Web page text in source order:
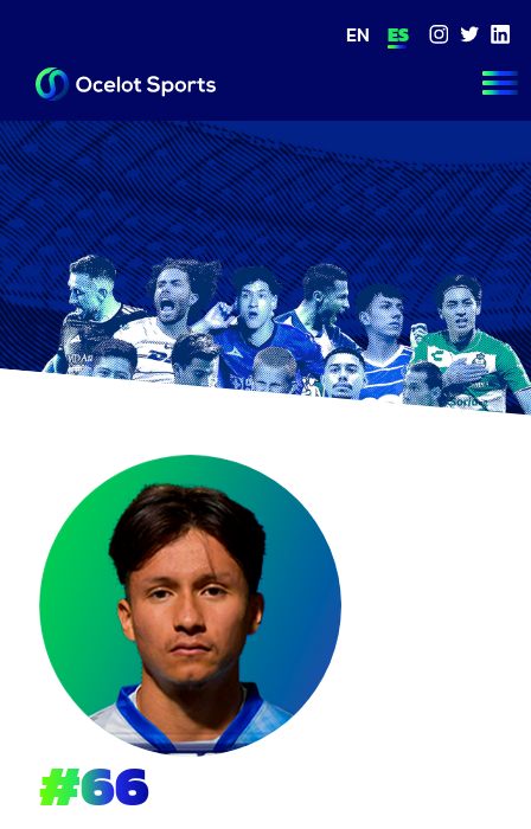
EN ES
NOSOTROS
FUTBOL
ESPORTS
THE
EQUIPO
CONTACTO
#66